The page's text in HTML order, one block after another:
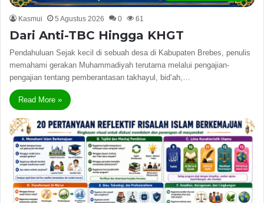
Kasmui 5 Agustus 2026 0 61
Dari Anti-TBC Hingga KHGT
Pendahuluan Sejak kecil di sebuah desa di Kabupaten Brebes, penulis
memahami gerakan Muhammadiyah terutama melalui pengajian-
pengajian tentang pemberantasan takhayul, bid‘ah,…
Read More »